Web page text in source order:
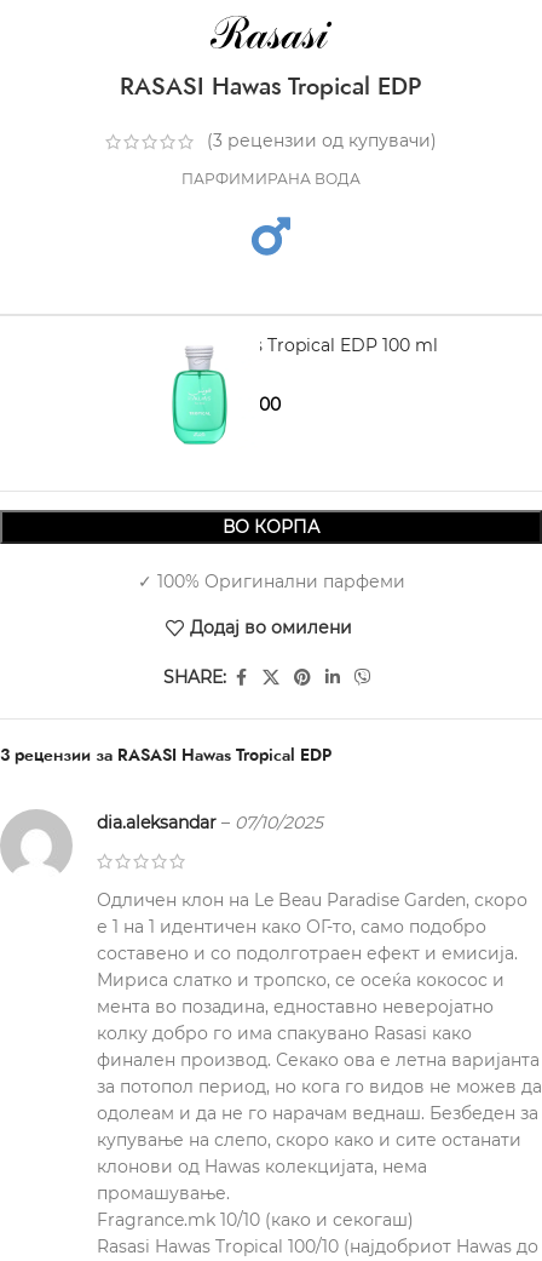
RASASI Hawas Tropical EDP
(3 рецензии од купувачи)
ПАРФИМИРАНА ВОДА
RASASI Hawas Tropical EDP 100 ml
3.380,002.930,00
ВО КОРПА
✓ 100% Оригинални парфеми
Додај во омилени
SHARE:
3 рецензии за RASASI Hawas Tropical EDP
dia.aleksandar – 07/10/2025
Одличен клон на Le Beau Paradise Garden, скоро
е 1 на 1 идентичен како ОГ-то, само подобро
составено и со подолготраен ефект и емисија.
Мириса слатко и тропско, се осеќа кокосос и
мента во позадина, едноставно неверојатно
колку добро го има спакувано Rasasi како
финален производ. Секако ова е летна варијанта
за потопол период, но кога го видов не можев да
одолеам и да не го нарачам веднаш. Безбеден за
купување на слепо, скоро како и сите останати
клонови од Hawas колекцијата, нема
промашување.
Fragrance.mk 10/10 (како и секогаш)
Rasasi Hawas Tropical 100/10 (најдобриот Hawas до